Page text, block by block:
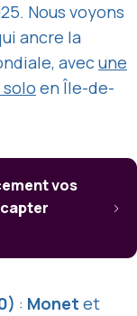
Nous voyons
ancre la
avecune
en Île-de-
vos
: Monet et